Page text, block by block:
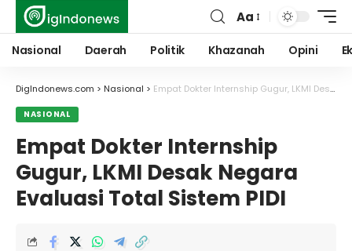
Font
Resizer
Aa
Nasional Daerah Politik Khazanah Opini
DigIndonews.com > Nasional > Empat Dokter Internship Gugur, LKMI Desak Negara Evaluasi Total Sistem PIDI
NASIONAL
Empat Dokter Internship
Gugur, LKMI Desak Negara
Evaluasi Total Sistem PIDI